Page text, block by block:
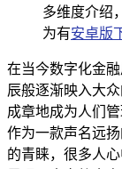
多维度介绍
为有安卓版
在当今数字化金
辰般逐渐映入大
成章地成为人们
作为一款声名远
的青睐，很多人